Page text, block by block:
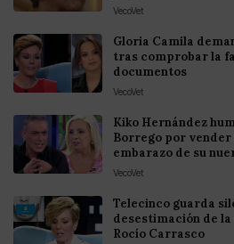
VecoVet
Gloria Camila
tras comprobar la
documentos
VecoVet
Kiko Hernández
Borrego por
embarazo de su
VecoVet
Telecinco guarda
desestimación de
Rocío Carrasco